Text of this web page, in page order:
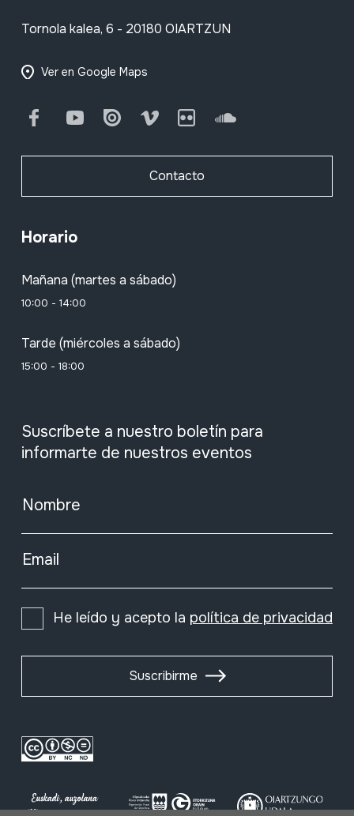
Tornola kalea, 6 - 20180 OIARTZUN
Ver en Google Maps
FacebookYoutube Issuu Vimeo Flickr SoundCloud
Contacto
Horario
Mañana (martes a sábado)
10:00 - 14:00
Tarde (miércoles a sábado)
15:00 - 18:00
Suscríbete a nuestro boletín para
informarte de nuestros eventos
Nombre
Email
He leído y acepto la política de privacidad
Suscribirme